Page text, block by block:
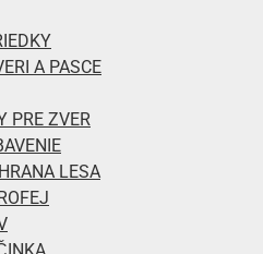
A PASCE
PRE ZVER
LESA